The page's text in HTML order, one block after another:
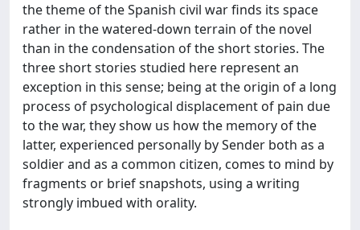
the theme of the Spanish civil war finds its space
rather in the watered-down terrain of the novel
than in the condensation of the short stories. The
three short stories studied here represent an
exception in this sense; being at the origin of a long
process of psychological displacement of pain due
to the war, they show us how the memory of the
latter, experienced personally by Sender both as a
soldier and as a common citizen, comes to mind by
fragments or brief snapshots, using a writing
strongly imbued with orality.